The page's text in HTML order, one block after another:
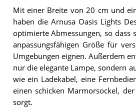
Mit einer Breite von 20 cm und
haben die Arnusa Oasis Lights
optimierte Abmessungen, so dass
anpassungsfähigen Größe für
Umgebungen eignen. Außerdem
nur die elegante Lampe, sondern
wie ein Ladekabel, eine
einen schicken Marmorsockel,
sorgt.